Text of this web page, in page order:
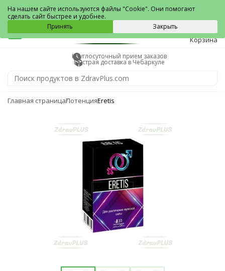
Чебаркуль
0
Корзина
Круглосуточный прием заказов
Быстрая доставка в Чебаркуле
Главная страницаПотенцияEretis
На нашем сайте используются файлы "Cookie". Они помогают
сделать сайт быстрее и удобнее.
Принять
Закрыть